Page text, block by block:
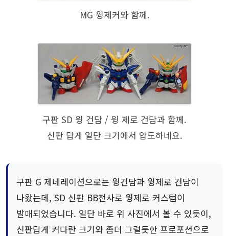
MG 윙제커와 함께.
구판 SD 윙 건담 / 윙 제로 건담과 함께.
신판 답게 일단 크기에서 압도하네요.
구판 G 제네레이션으로는 윙건담과 윙제로 건담이
나왔는데, SD 신판 BB전사로 윙제로 커스텀이
발매되었습니다. 일단 바로 위 사진에서 볼 수 있듯이,
신판답게 커다란 크기와 좀더 그럴듯한 프로포션으로